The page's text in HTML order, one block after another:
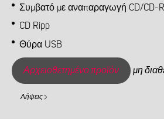
Συμβατό με αναπαραγωγή CD/CD-
CD Ripp
Θύρα USB
Αρχειοθετημένο προϊόν μη
Λήψεις